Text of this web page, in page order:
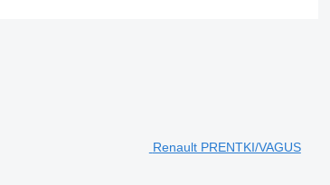
Renault PRENTKI/VAGUS